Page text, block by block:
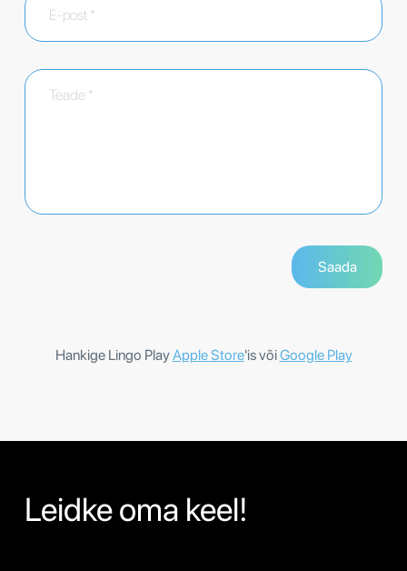
Hankige Lingo PlayApple Store'is võiGoogle Play
Leidke oma keel!